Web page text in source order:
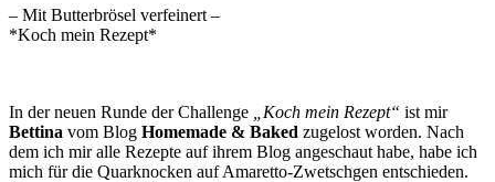
– Mit Butterbrösel verfeinert –
*Koch mein Rezept*
In der neuen Runde der Challenge „Koch mein Rezept“ ist mir
Bettina vom Blog Homemade & Baked zugelost worden. Nach
dem ich mir alle Rezepte auf ihrem Blog angeschaut habe, habe ich
mich für die Quarknocken auf Amaretto-Zwetschgen entschieden.